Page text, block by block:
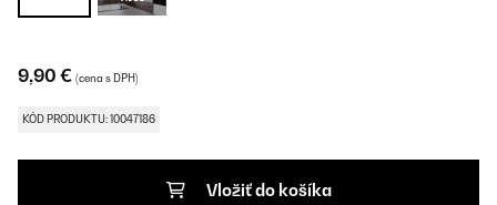
9,90 € (cena s DPH)
KÓD PRODUKTU: 10047186
Vložiť do košíka